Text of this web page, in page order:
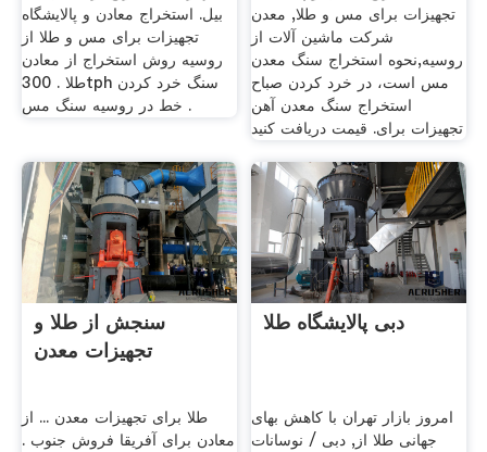
بیل. استخراج معادن و پالایشگاه
تجهیزات برای مس و طلا از
روسیه روش استخراج از معادن
طلا . 300tph سنگ خرد کردن
خط در روسیه سنگ مس .
تجهیزات برای مس و طلا, معدن
شرکت ماشین آلات از
روسیه,نحوه استخراج سنگ معدن
مس است، در خرد کردن صباح
استخراج سنگ معدن آهن
تجهیزات برای. قیمت دریافت کنید
سنجش از طلا و
تجهیزات معدن
طلا برای تجهیزات معدن ... از
معادن برای آفریقا فروش جنوب .
دبی پالایشگاه طلا
امروز بازار تهران با کاهش بهای
جهانی طلا از, دبی / نوسانات